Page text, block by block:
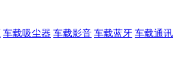
车载吸尘器 车载影音 车载蓝牙 车载通讯